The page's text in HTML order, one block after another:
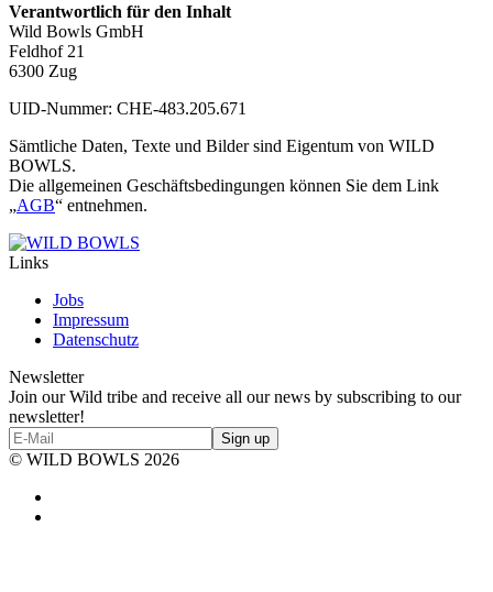
Verantwortlich für den Inhalt
Wild Bowls GmbH
Feldhof 21
6300 Zug
UID-Nummer: CHE‑483.205.671
Sämtliche Daten, Texte und Bilder sind Eigentum von WILD
BOWLS.
Die allgemeinen Geschäftsbedingungen können Sie dem Link
„AGB“ entnehmen.
Links
Jobs
Impressum
Datenschutz
Newsletter
Join our Wild tribe and receive all our news by subscribing to our
newsletter!​
© WILD BOWLS 2026